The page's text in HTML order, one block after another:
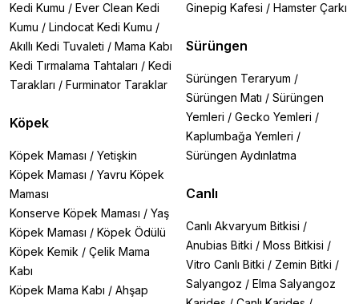
Kedi Kumu / Ever Clean Kedi
Kumu / Lindocat Kedi Kumu /
Akıllı Kedi Tuvaleti / Mama Kabı
Kedi Tırmalama Tahtaları / Kedi
Tarakları / Furminator Taraklar
Köpek
Köpek Maması / Yetişkin
Köpek Maması / Yavru Köpek
Maması
Konserve Köpek Maması / Yaş
Köpek Maması / Köpek Ödülü
Köpek Kemik / Çelik Mama
Kabı
Köpek Mama Kabı / Ahşap
Ginepig Kafesi / Hamster Çarkı
Sürüngen
Sürüngen Teraryum /
Sürüngen Matı / Sürüngen
Yemleri / Gecko Yemleri /
Kaplumbağa Yemleri /
Sürüngen Aydınlatma
Canlı
Canlı Akvaryum Bitkisi /
Anubias Bitki / Moss Bitkisi /
Vitro Canlı Bitki / Zemin Bitki /
Salyangoz / Elma Salyangoz